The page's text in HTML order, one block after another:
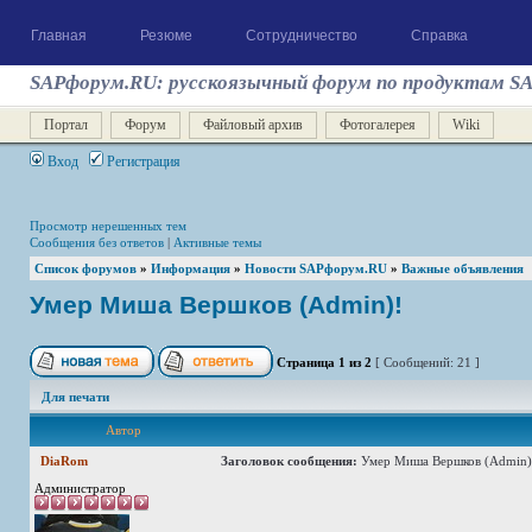
Главная Резюме Сотрудничество Справка
SAPфорум.RU: русскоязычный форум по продуктам
Портал Форум Файловый архив Фотогалерея Wiki
Вход Регистрация
Просмотр нерешенных тем
Сообщения без ответов | Активные темы
Список форумов » Информация » Новости SAPфорум.RU » Важные объявления
Умер Миша Вершков (Admin)!
Страница 1 из 2 [ Сообщений: 21 ]
Для печати
Автор
DiaRom Заголовок сообщения: Умер Миша Вершков
Администратор